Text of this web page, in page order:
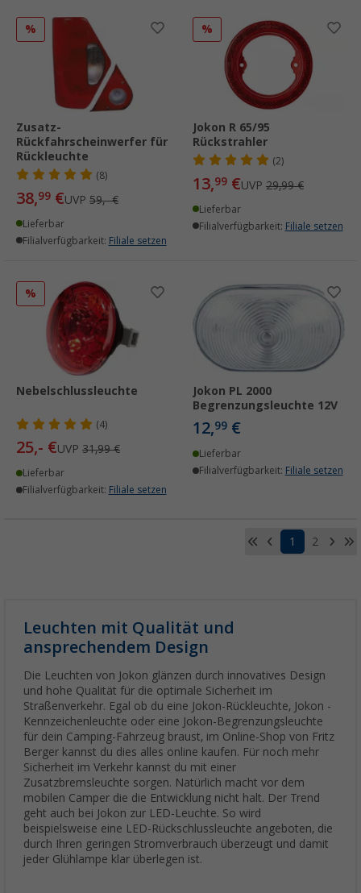
%
Zusatz-
Rückfahrscheinwerfer für
Rückleuchte
(8)
38,99 €UVP 59,- €
Lieferbar
Filialverfügbarkeit: Filiale setzen
%
Jokon R 65/95
Rückstrahler
(2)
13,99 €UVP 29,99 €
Lieferbar
Filialverfügbarkeit: Filiale setzen
%
Nebelschlussleuchte
(4)
25,- €UVP 31,99 €
Lieferbar
Filialverfügbarkeit: Filiale setzen
Jokon PL 2000
Begrenzungsleuchte 12V
12,99 €
Lieferbar
Filialverfügbarkeit: Filiale setzen
1 2
Leuchten mit Qualität und
ansprechendem Design
Die Leuchten von Jokon glänzen durch innovatives Design
und hohe Qualität für die optimale Sicherheit im
Straßenverkehr. Egal ob du eine Jokon-Rückleuchte, Jokon -
Kennzeichenleuchte oder eine Jokon-Begrenzungsleuchte
für dein Camping-Fahrzeug braust, im Online-Shop von Fritz
Berger kannst du dies alles online kaufen. Für noch mehr
Sicherheit im Verkehr kannst du mit einer
Zusatzbremsleuchte sorgen. Natürlich macht vor dem
mobilen Camper die die Entwicklung nicht halt. Der Trend
geht auch bei Jokon zur LED-Leuchte. So wird
beispielsweise eine LED-Rückschlussleuchte angeboten, die
durch Ihren geringen Stromverbrauch überzeugt und damit
jeder Glühlampe klar überlegen ist.